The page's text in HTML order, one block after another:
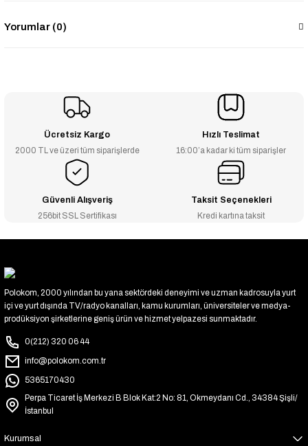
Yorumlar (0)
Ücretsiz Kargo
2000 TL ve üzeri tüm siparişlerde
Hızlı Teslimat
16:00’a kadar ki tüm siparişler
Güvenli Alışveriş
256bit SSL Sertifikası
Taksit Seçenekleri
Kredi kartına taksit
Polokom, 2000 yılından bu yana sektördeki deneyimi ve uzman kadrosuyla yurt
içi ve yurt dışında TV/radyo kanalları, kamu kurumları, üniversiteler ve medya-
prodüksiyon şirketlerine geniş ürün ve hizmet yelpazesi sunmaktadır.
0(212) 320 06 44
info@polokom.com.tr
5365170430
Perpa Ticaret İş Merkezi B Blok Kat:2 No: 81, Okmeydanı Cd., 34384 Şişli/
İstanbul
Kurumsal